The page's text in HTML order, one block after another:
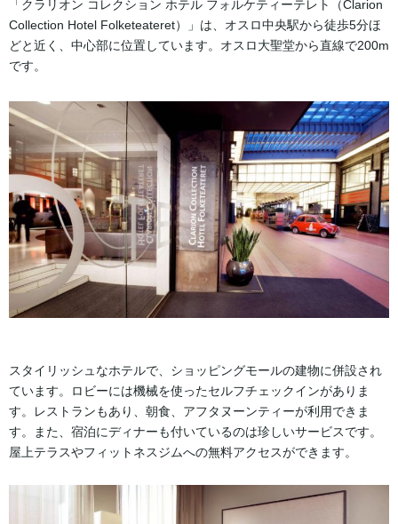
「クラリオン コレクション ホテル フォルケティーテレト（Clarion
Collection Hotel Folketeateret）」は、オスロ中央駅から徒歩5分ほ
どと近く、中心部に位置しています。オスロ大聖堂から直線で200m
です。
スタイリッシュなホテルで、ショッピングモールの建物に併設され
ています。ロビーには機械を使ったセルフチェックインがありま
す。レストランもあり、朝食、アフタヌーンティーが利用できま
す。また、宿泊にディナーも付いているのは珍しいサービスです。
屋上テラスやフィットネスジムへの無料アクセスができます。